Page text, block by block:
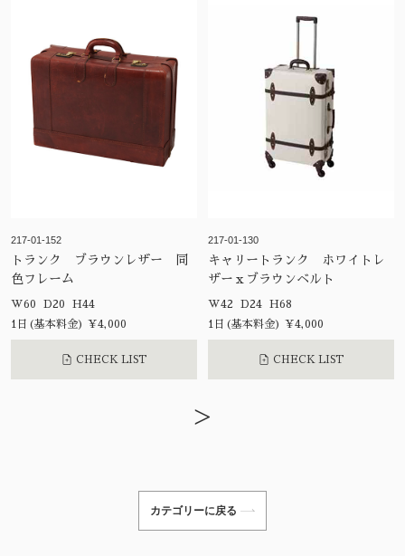
217-01-152
トランク ブラウンレザー 同
色フレーム
W60 D20 H44
1日(基本料金) ¥4,000
CHECK LIST
217-01-130
キャリートランク ホワイトレ
ザーｘブラウンベルト
W42 D24 H68
1日(基本料金) ¥4,000
CHECK LIST
>
カテゴリーに戻る